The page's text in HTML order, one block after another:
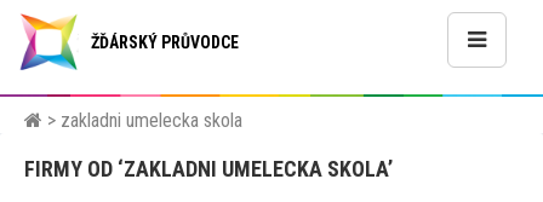
ŽĎÁRSKÝ PRŮVODCE
> zakladni umelecka skola
FIRMY OD ‘ZAKLADNI UMELECKA SKOLA’